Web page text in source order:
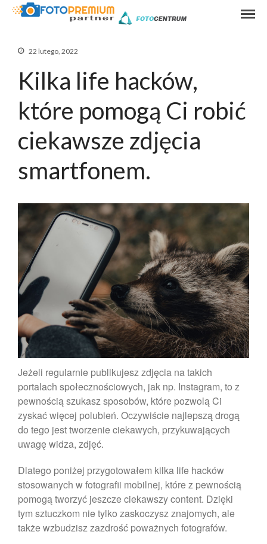
Wywoływanie zdjęć
odbitki Tarnów
Cennik zdjęć
Punkty odbioru zdjęć
Promocje
Formaty zdjęć
Porady
Kontakt
współpraca
Zdjęcie do dowodu osobistego
gdzie najlepiej zrobić!
Zdjęcie psa
Ruch na fotografii wykonywanej
smartfonem.
Dlaczego warto wywołać swoje
zdjęcia?
22 lutego, 2022
Kilka life hacków,
które pomogą Ci robić
ciekawsze zdjęcia
smartfonem.
Jeżeli regularnie publikujesz zdjęcia na takich
portalach społecznościowych, jak np. Instagram, to z
pewnością szukasz sposobów, które pozwolą Ci
zyskać więcej polubień. Oczywiście najlepszą drogą
do tego jest tworzenie ciekawych, przykuwających
uwagę widza, zdjęć.
Dlatego poniżej przygotowałem kilka life hacków
stosowanych w fotografii mobilnej, które z pewnością
pomogą tworzyć jeszcze ciekawszy content. Dzięki
tym sztuczkom nie tylko zaskoczysz znajomych, ale
także wzbudzisz zazdrość poważnych fotografów.